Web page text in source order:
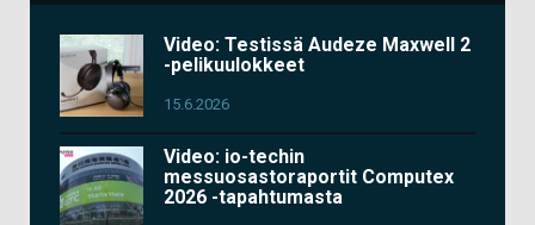
Video: Testissä Audeze Maxwell 2
-pelikuulokkeet
15.6.2026
Video: io-techin
messuosastoraportit Computex
2026 -tapahtumasta